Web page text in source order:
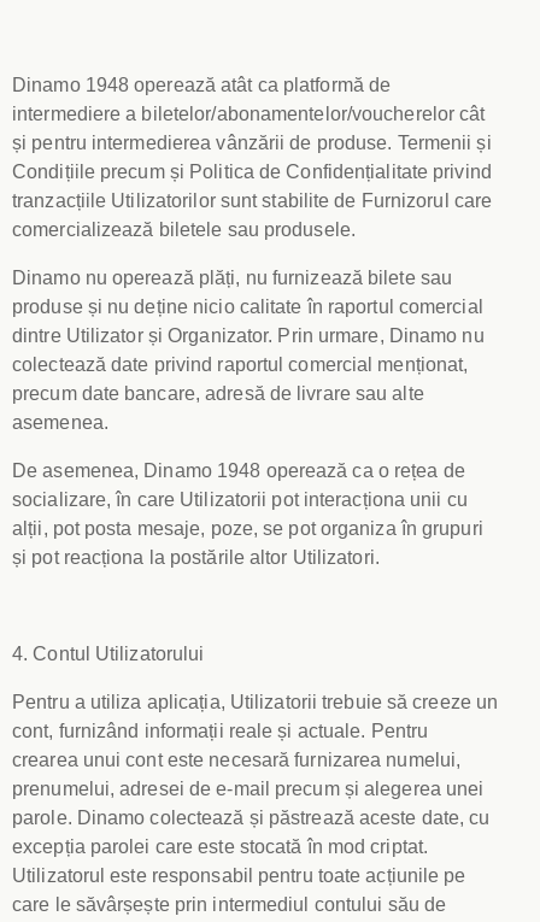
Dinamo 1948 operează atât ca platformă de
intermediere a biletelor/abonamentelor/voucherelor cât
și pentru intermedierea vânzării de produse. Termenii și
Condițiile precum și Politica de Confidențialitate privind
tranzacțiile Utilizatorilor sunt stabilite de Furnizorul care
comercializează biletele sau produsele.
Dinamo nu operează plăți, nu furnizează bilete sau
produse și nu deține nicio calitate în raportul comercial
dintre Utilizator și Organizator. Prin urmare, Dinamo nu
colectează date privind raportul comercial menționat,
precum date bancare, adresă de livrare sau alte
asemenea.
De asemenea, Dinamo 1948 operează ca o rețea de
socializare, în care Utilizatorii pot interacționa unii cu
alții, pot posta mesaje, poze, se pot organiza în grupuri
și pot reacționa la postările altor Utilizatori.
4. Contul Utilizatorului
Pentru a utiliza aplicația, Utilizatorii trebuie să creeze un
cont, furnizând informații reale și actuale. Pentru
crearea unui cont este necesară furnizarea numelui,
prenumelui, adresei de e-mail precum și alegerea unei
parole. Dinamo colectează și păstrează aceste date, cu
excepția parolei care este stocată în mod criptat.
Utilizatorul este responsabil pentru toate acțiunile pe
care le săvârșește prin intermediul contului său de